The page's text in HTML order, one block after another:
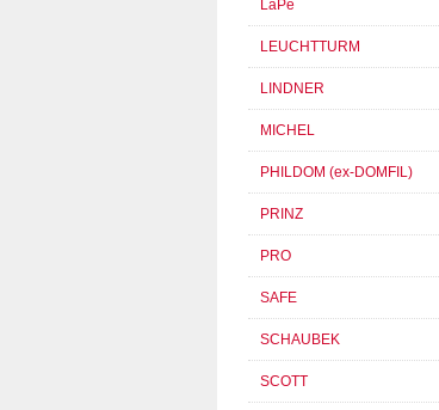
LaPe
LEUCHTTURM
LINDNER
MICHEL
PHILDOM (ex-DOMFIL)
PRINZ
PRO
SAFE
SCHAUBEK
SCOTT